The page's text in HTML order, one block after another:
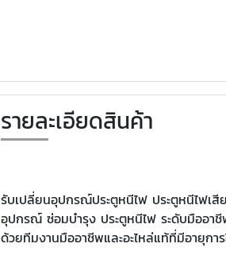
รายละเอียดสินค้า
รับเปลี่ยนอุปกรณ์ประตูหนีไฟ ประตูหนีไฟเ
อุปกรณ์ ซ่อมบำรุง ประตูหนีไฟ ระดับมืออา
ด้วยทีมงานมืออาชีพและอะไหล่แท้ที่มีอายุกา